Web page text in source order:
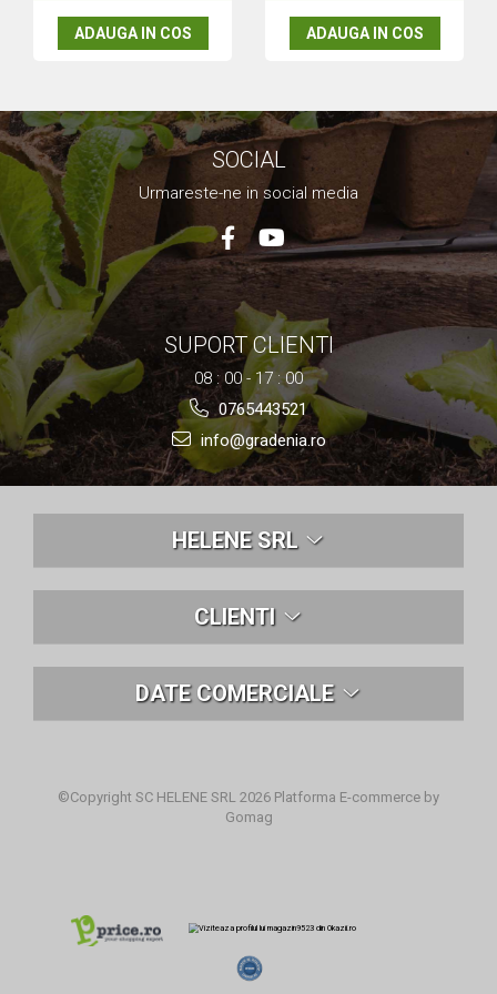
ADAUGA IN COS ADAUGA IN COS
SOCIAL
Urmareste-ne in social media
SUPORT CLIENTI
08 : 00 - 17 : 00
0765443521
info@gradenia.ro
HELENE SRL
CLIENTI
DATE COMERCIALE
©Copyright SC HELENE SRL 2026 Platforma E-commerce by
Gomag